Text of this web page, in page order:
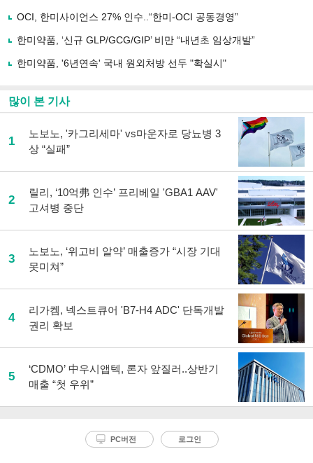
유
기
OCI, 한미사이언스 27% 인수..“한미-OCI 공동경영”
한미약품, ‘신규 GLP/GCG/GIP’ 비만 “내년초 임상개발”
한미약품, '6년연속' 국내 원외처방 선두 "확실시"
많이 본 기사
1
노보노, '카그리세마' vs마운자로 당뇨병 3
상 “실패”
2
릴리, ‘10억弗 인수’ 프리베일 'GBA1 AAV'
고셔병 중단
3
노보노, ‘위고비 알약’ 매출증가 “시장 기대
못미쳐”
4
리가켐, 넥스트큐어 'B7-H4 ADC' 단독개발
권리 확보
5
‘CDMO’ 中우시앱텍, 론자 앞질러..상반기
매출 “첫 우위”
PC버전 로그인